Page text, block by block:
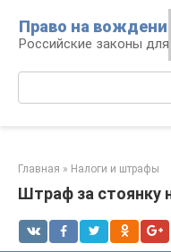
контенту
Право на вождение
Российские законы
Главная » Налоги и штрафы
Штраф за стоянку